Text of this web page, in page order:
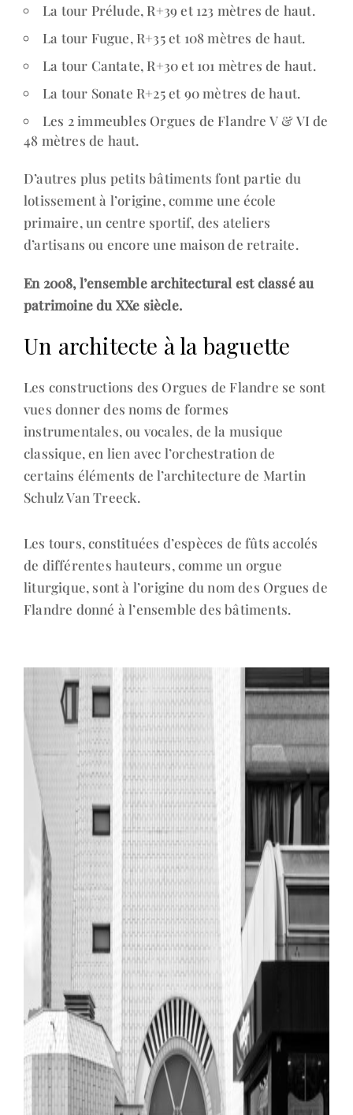
La tour Prélude, R+39 et 123 mètres de haut.
La tour Fugue, R+35 et 108 mètres de haut.
La tour Cantate, R+30 et 101 mètres de haut.
La tour Sonate R+25 et 90 mètres de haut.
Les 2 immeubles Orgues de Flandre V & VI de
48 mètres de haut.
D’autres plus petits bâtiments font partie du
lotissement à l’origine, comme une école
primaire, un centre sportif, des ateliers
d’artisans ou encore une maison de retraite.
En 2008, l’ensemble architectural est classé au
patrimoine du XXe siècle.
Un architecte à la baguette
Les constructions des Orgues de Flandre se sont
vues donner des noms de formes
instrumentales, ou vocales, de la musique
classique, en lien avec l’orchestration de
certains éléments de l’architecture de Martin
Schulz Van Treeck.
Les tours, constituées d’espèces de fûts accolés
de différentes hauteurs, comme un orgue
liturgique, sont à l’origine du nom des Orgues de
Flandre donné à l’ensemble des bâtiments.